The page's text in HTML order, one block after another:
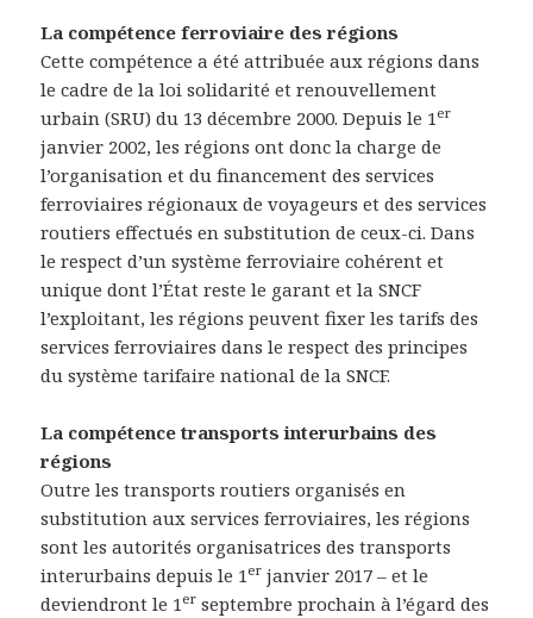
La compétence ferroviaire des régions
Cette compétence a été attribuée aux régions dans
le cadre de la loi solidarité et renouvellement
urbain (SRU) du 13 décembre 2000. Depuis le 1er
janvier 2002, les régions ont donc la charge de
l’organisation et du financement des services
ferroviaires régionaux de voyageurs et des services
routiers effectués en substitution de ceux-ci. Dans
le respect d’un système ferroviaire cohérent et
unique dont l’État reste le garant et la SNCF
l’exploitant, les régions peuvent fixer les tarifs des
services ferroviaires dans le respect des principes
du système tarifaire national de la SNCF.
La compétence transports interurbains des
régions
Outre les transports routiers organisés en
substitution aux services ferroviaires, les régions
sont les autorités organisatrices des transports
interurbains depuis le 1er janvier 2017 – et le
deviendront le 1er septembre prochain à l’égard des